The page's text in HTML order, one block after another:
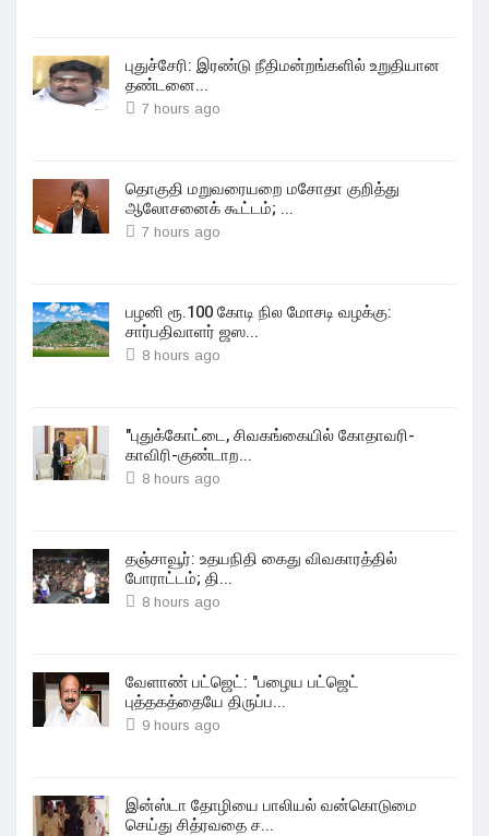
புதுச்சேரி: இரண்டு நீதிமன்றங்களில் உறுதியான
தண்டனை...
7 hours ago
தொகுதி மறுவரையறை மசோதா குறித்து
ஆலோசனைக் கூட்டம்; ...
7 hours ago
பழனி ரூ.100 கோடி நில மோசடி வழக்கு:
சார்பதிவாளர் ஜஸ...
8 hours ago
"புதுக்கோட்டை, சிவகங்கையில் கோதாவரி-
காவிரி-குண்டாற...
8 hours ago
தஞ்சாவூர்: உதயநிதி கைது விவகாரத்தில்
போராட்டம்; தி...
8 hours ago
வேளாண் பட்ஜெட்: "பழைய பட்ஜெட்
புத்தகத்தையே திருப்ப...
9 hours ago
இன்ஸ்டா தோழியை பாலியல் வன்கொடுமை
செய்து சித்ரவதை ச...